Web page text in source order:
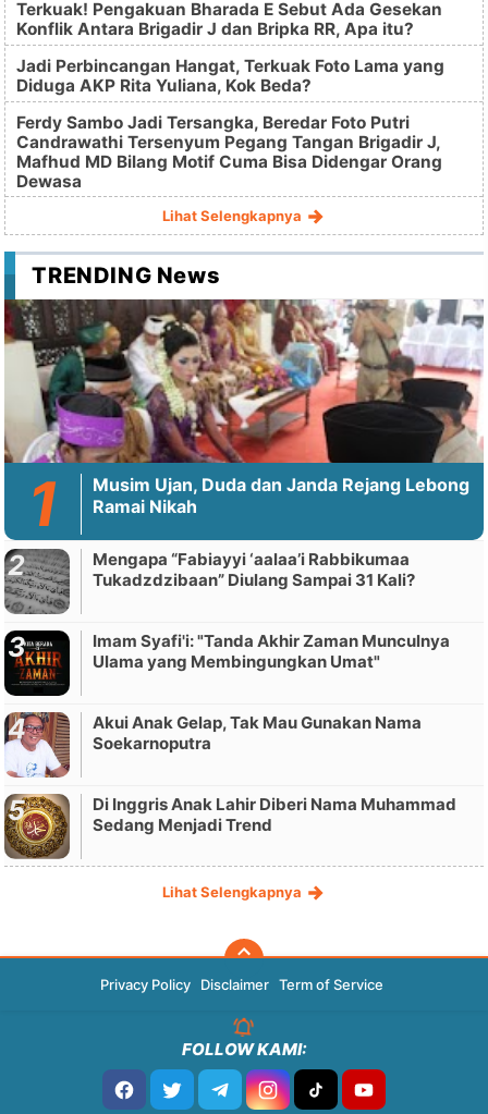
Terkuak! Pengakuan Bharada E Sebut Ada Gesekan
Konflik Antara Brigadir J dan Bripka RR, Apa itu?
Jadi Perbincangan Hangat, Terkuak Foto Lama yang
Diduga AKP Rita Yuliana, Kok Beda?
Ferdy Sambo Jadi Tersangka, Beredar Foto Putri
Candrawathi Tersenyum Pegang Tangan Brigadir J,
Mafhud MD Bilang Motif Cuma Bisa Didengar Orang
Dewasa
Lihat Selengkapnya
TRENDING News
Musim Ujan, Duda dan Janda Rejang Lebong
Ramai Nikah
Mengapa “Fabiayyi ‘aalaa’i Rabbikumaa
Tukadzdzibaan” Diulang Sampai 31 Kali?
Imam Syafi'i: "Tanda Akhir Zaman Munculnya
Ulama yang Membingungkan Umat"
Akui Anak Gelap, Tak Mau Gunakan Nama
Soekarnoputra
Di Inggris Anak Lahir Diberi Nama Muhammad
Sedang Menjadi Trend
Lihat Selengkapnya
Privacy Policy Disclaimer Term of Service
FOLLOW KAMI: